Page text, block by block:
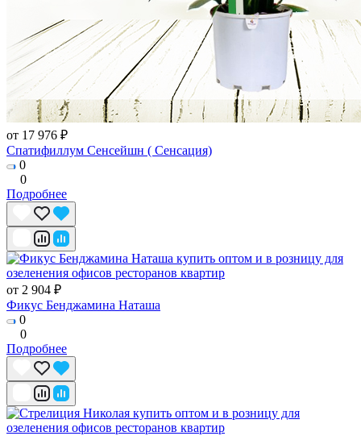
от 17 976 ₽
Спатифиллум Сенсейшн ( Сенсация)
0
0
Подробнее
от 2 904 ₽
Фикус Бенджамина Наташа
0
0
Подробнее